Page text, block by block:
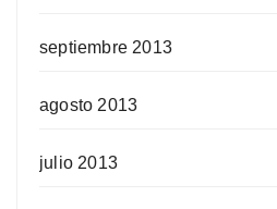
septiembre 2013
agosto 2013
julio 2013